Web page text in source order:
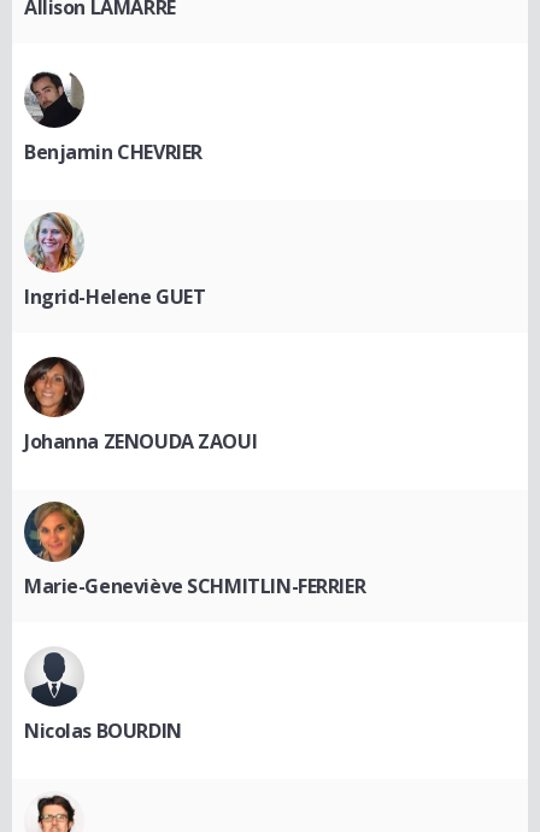
Allison LAMARRE
Benjamin CHEVRIER
Ingrid-Helene GUET
Johanna ZENOUDA ZAOUI
Marie-Geneviève SCHMITLIN-FERRIER
Nicolas BOURDIN